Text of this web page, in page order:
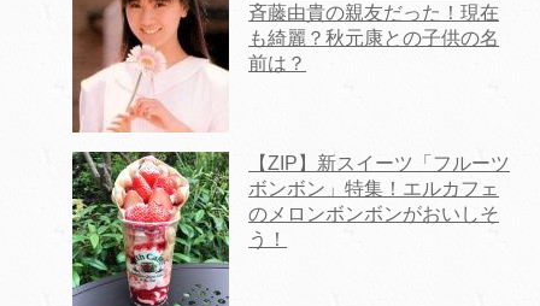
斉藤由貴の親友だった！現在
も綺麗？秋元康との子供の名
前は？
【ZIP】新スイーツ「フルーツ
ボンボン」特集！エルカフェ
のメロンボンボンがおいしそ
う！